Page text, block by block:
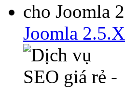
Joomla 2.5.X